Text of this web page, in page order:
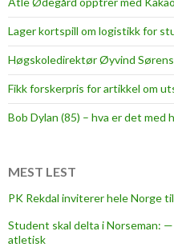
Lager kortspill om logistikk for
Høgskoledirektør Øyvind
Fikk forskerpris for artikkel om
Bob Dylan (85) – hva er det med
MEST LEST
PK Rekdal inviterer hele Norge
Student skal delta i Norseman:
atletisk